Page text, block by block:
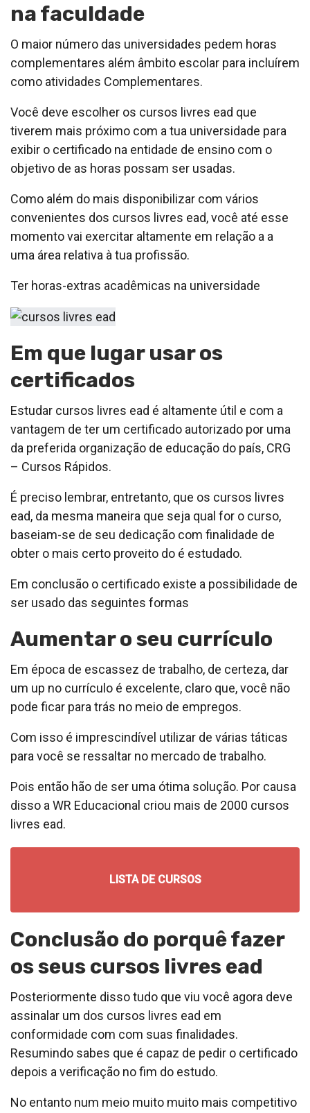
na faculdade
O maior número das universidades pedem horas
complementares além âmbito escolar para incluírem
como atividades Complementares.
Você deve escolher os cursos livres ead que
tiverem mais próximo com a tua universidade para
exibir o certificado na entidade de ensino com o
objetivo de as horas possam ser usadas.
Como além do mais disponibilizar com vários
convenientes dos cursos livres ead, você até esse
momento vai exercitar altamente em relação a a
uma área relativa à tua profissão.
Ter horas-extras acadêmicas na universidade
Em que lugar usar os
certificados
Estudar cursos livres ead é altamente útil e com a
vantagem de ter um certificado autorizado por uma
da preferida organização de educação do país, CRG
– Cursos Rápidos.
É preciso lembrar, entretanto, que os cursos livres
ead, da mesma maneira que seja qual for o curso,
baseiam-se de seu dedicação com finalidade de
obter o mais certo proveito do é estudado.
Em conclusão o certificado existe a possibilidade de
ser usado das seguintes formas
Aumentar o seu currículo
Em época de escassez de trabalho, de certeza, dar
um up no currículo é excelente, claro que, você não
pode ficar para trás no meio de empregos.
Com isso é imprescindível utilizar de várias táticas
para você se ressaltar no mercado de trabalho.
Pois então hão de ser uma ótima solução. Por causa
disso a WR Educacional criou mais de 2000 cursos
livres ead.
LISTA DE CURSOS
Conclusão do porquê fazer
os seus cursos livres ead
Posteriormente disso tudo que viu você agora deve
assinalar um dos cursos livres ead em
conformidade com com suas finalidades.
Resumindo sabes que é capaz de pedir o certificado
depois a verificação no fim do estudo.
No entanto num meio muito muito mais competitivo